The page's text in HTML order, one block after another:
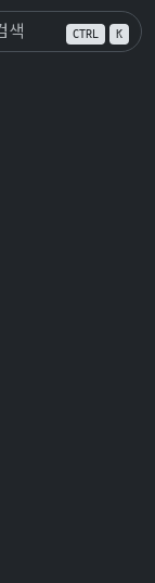
CTRL K